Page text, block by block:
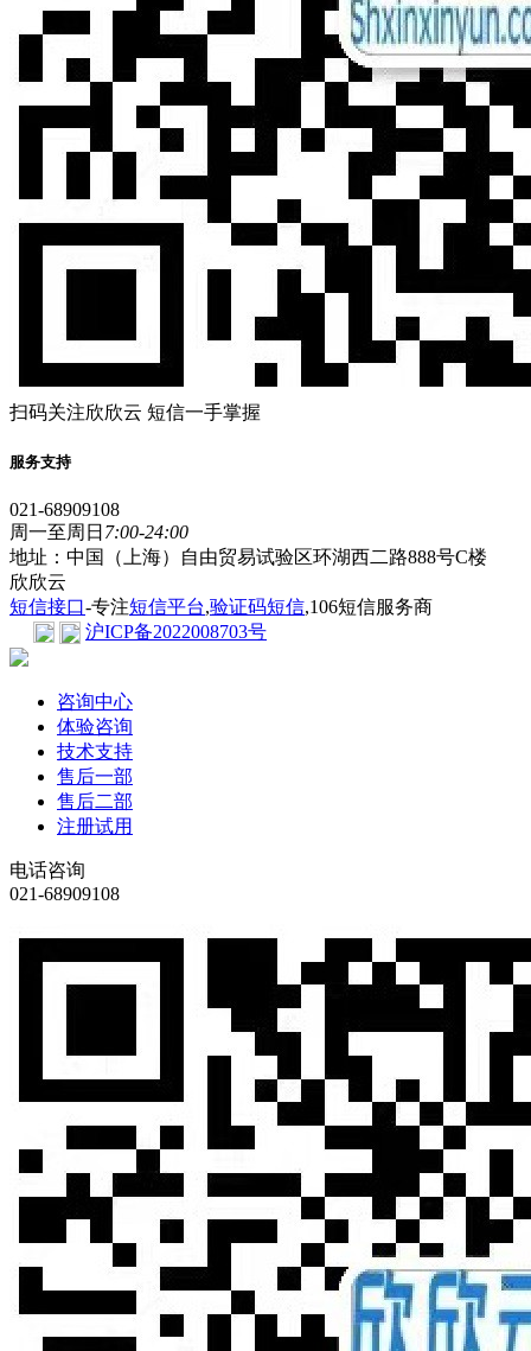
扫码关注欣欣云 短信一手掌握
服务支持
021-68909108
周一至周日 7:00-24:00
地址：中国（上海）自由贸易试验区环湖西二路888号C楼
欣欣云
短信接口-专注短信平台,验证码短信,106短信服务商
沪ICP备2022008703号
咨询中心
体验咨询
技术支持
售后一部
售后二部
注册试用
电话咨询
021-68909108